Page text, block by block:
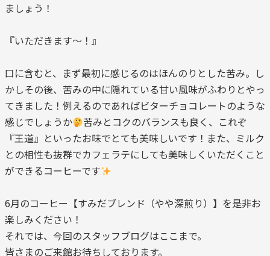
ましょう！
『いただきます～！』
口に含むと、まず最初に感じるのはほんのりとした苦み。し
かしその後、苦みの中に隠れている甘い風味がふわりとやっ
てきました！例えるのであればビターチョコレートのような
感じでしょうか
苦みとコクのバランスも良く、これぞ
『王道』といったお味でとても美味しいです！また、ミルク
との相性も抜群でカフェラテにしても美味しくいただくこと
ができるコーヒーです
6月のコーヒー【すみだブレンド（やや深煎り）】を是非お
楽しみください！
それでは、今回のスタッフブログはここまで。
皆さまのご来館お待ちしております。